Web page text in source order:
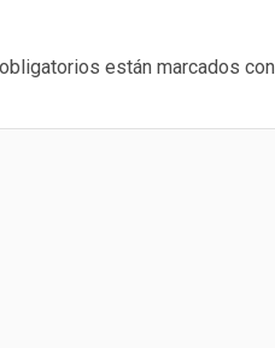
están marcados con